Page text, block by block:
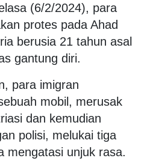
(6/2/2024), para
protes pada Ahad
berusia 21 tahun asal
gantung diri.
para imigran
mobil, merusak
dan kemudian
polisi, melukai tiga
mengatasi unjuk rasa.